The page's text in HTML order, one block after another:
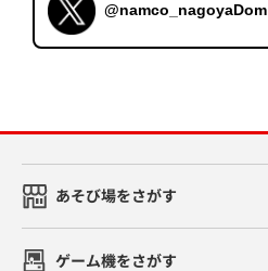
@namco_nagoyaDom
あそび場をさがす
ゲーム機をさがす